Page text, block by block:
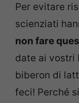
Per evitare
scienziati
non fare
date ai vostri
biberon di
feci! Perché